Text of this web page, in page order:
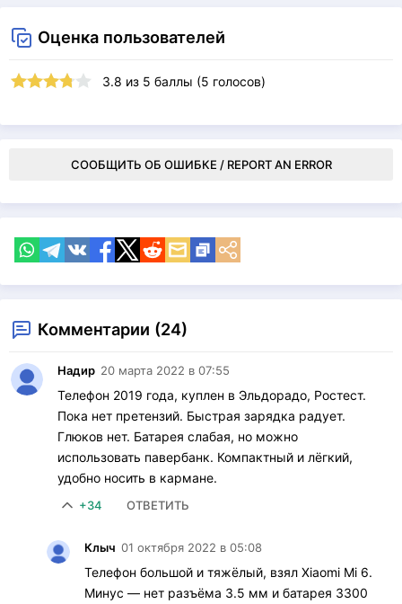
Оценка пользователей
3.8 из 5 баллы (5 голосов)
СООБЩИТЬ ОБ ОШИБКЕ / REPORT AN ERROR
Комментарии (24)
Надир 20 марта 2022 в 07:55
Телефон 2019 года, куплен в Эльдорадо, Ростест.
Пока нет претензий. Быстрая зарядка радует.
Глюков нет. Батарея слабая, но можно
использовать павербанк. Компактный и лёгкий,
удобно носить в кармане.
+34 ОТВЕТИТЬ
Клыч 01 октября 2022 в 05:08
Телефон большой и тяжёлый, взял Xiaomi Mi 6.
Минус — нет разъёма 3.5 мм и батарея 3300